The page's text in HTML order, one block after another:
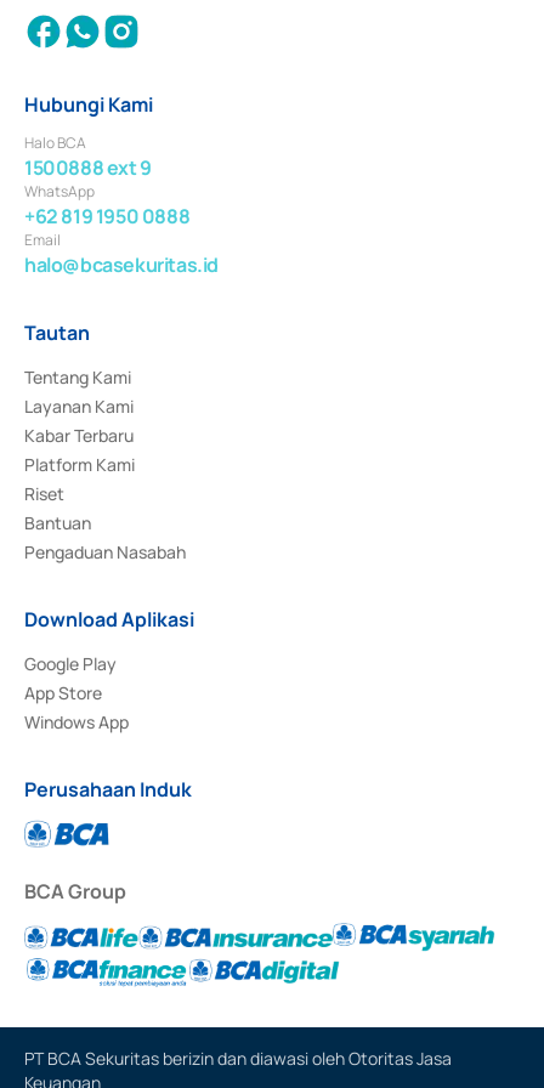
Hubungi Kami
Halo BCA
1500888 ext 9
WhatsApp
+62 819 1950 0888
Email
halo@bcasekuritas.id
Tautan
Tentang Kami
Layanan Kami
Kabar Terbaru
Platform Kami
Riset
Bantuan
Pengaduan Nasabah
Download Aplikasi
Google Play
App Store
Windows App
Perusahaan Induk
BCA Group
PT BCA Sekuritas berizin dan diawasi oleh Otoritas Jasa
Keuangan